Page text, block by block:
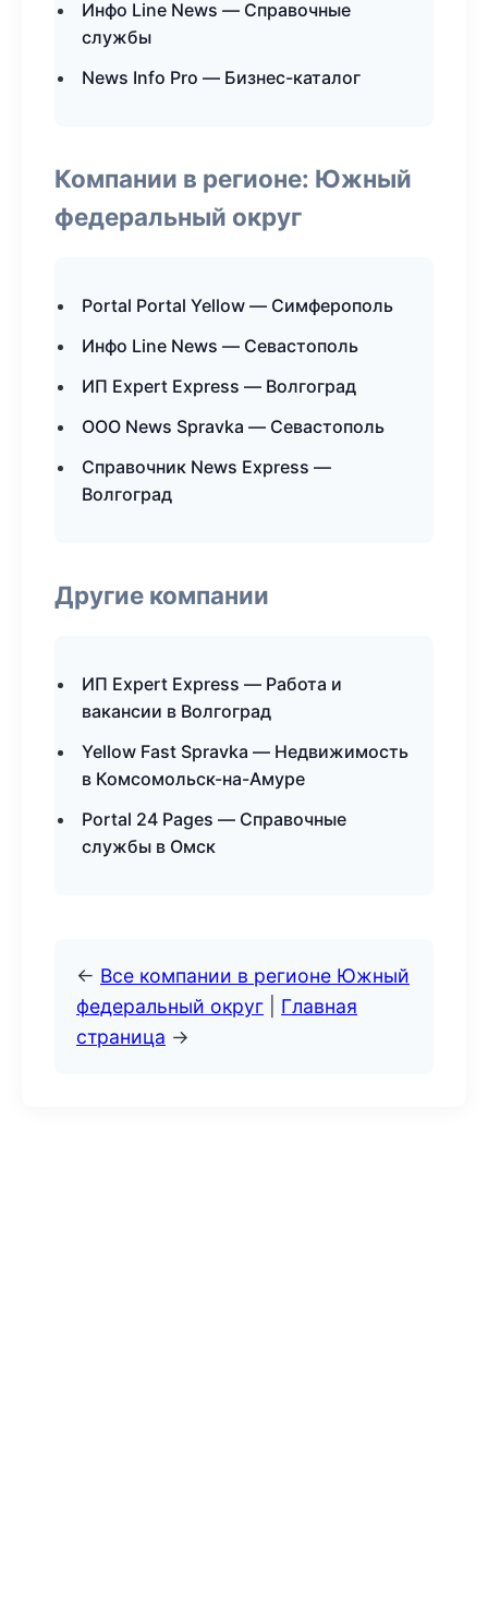
Инфо Line News — Справочные
службы
News Info Pro — Бизнес-каталог
Компании в регионе: Южный
федеральный округ
Portal Portal Yellow — Симферополь
Инфо Line News — Севастополь
ИП Expert Express — Волгоград
ООО News Spravka — Севастополь
Справочник News Express —
Волгоград
Другие компании
ИП Expert Express — Работа и
вакансии в Волгоград
Yellow Fast Spravka — Недвижимость
в Комсомольск-на-Амуре
Portal 24 Pages — Справочные
службы в Омск
← Все компании в регионе Южный
федеральный округ
Главная
страница →